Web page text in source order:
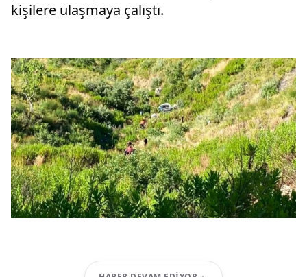
kişilere ulaşmaya çalıştı.